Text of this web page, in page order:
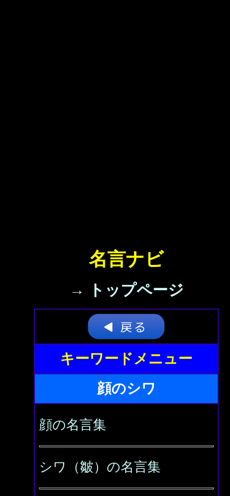
名言ナビ
→ トップページ
キーワードメニュー
顔のシワ
顔の名言集
シワ（皺）の名言集